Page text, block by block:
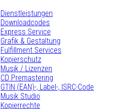
Dienstleistungen
Downloadcodes
Express Service
Grafik & Gestaltung
Fulfillment Services
Kopierschutz
Musik / Lizenzen
CD Premastering
GTIN (EAN)-, Label-, ISRC-Code
Musik Studio
Kopierrechte